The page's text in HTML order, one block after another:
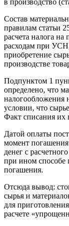
в производство
Состав
правилам статьи
расчета налога
расходам при УСН,
приобретение
производстве
Подпунктом 1
определено, что
налогообложения
условии, что
Факт списания их
Датой оплаты
момент
денег с
при ином способе
погашения.
Отсюда вывод:
сырья и
для
расчете